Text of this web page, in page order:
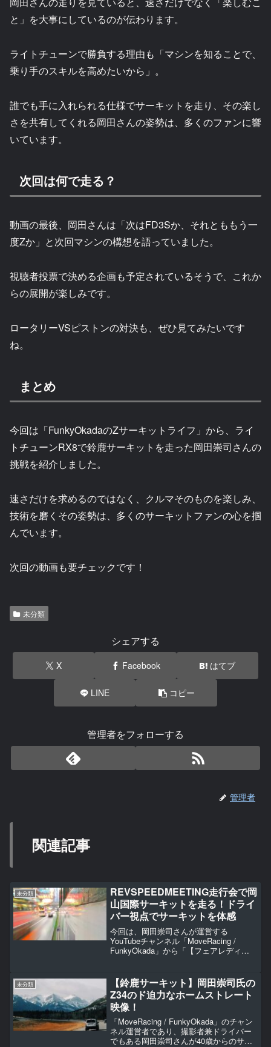
と」を大事にしているのが伝わります。
ライトチューンで勝負する理由も「マシンを知ることで、
乗り手のスキルを高めたいから」。
誰でも手に入れられる仕様でサーキットを走り、その楽し
さを共有してくれる岡田さんの姿勢は、多くのファンに響
いています。
次回は何で走る？
動画の最後、岡田さんは「次はFD3Sか、それとももう一
度Zか」と次回マシンの構想を語っていました。
視聴者投票で決める企画も予定されているそうで、これか
らの展開が楽しみです。
ロータリーVSピストンの対決も、ぜひ見てみたいです
ね。
まとめ
今回は「FunkyOkadaのZサーキットライフ」から、ライ
トチューンRX8で鈴鹿サーキットを走った岡田崇司さんの
挑戦を紹介しました。
速さだけを求めるのではなく、クルマそのものを楽しみ、
技術を磨くその姿勢は、多くのサーキットファンの心を掴
んでいます。
次回の動画も要チェックです！
未分類
シェアする
X Facebook はてブ
LINE コピー
管理者をフォローする
管理者
関連記事
未分類
REVSPEEDMEETING走行会で岡
山国際サーキットを走る！ドライ
バー視点でサーキットを体感
今回は、岡田崇司さんが運営する
YouTubeチャンネル「MoveRacing /
FunkyOkada」から「【フェアレディ
会」をご紹介してい...
未分類
【鈴鹿サーキット】岡田崇司氏の
Z34のド迫力なホームストレート
映像！
「MoveRacing / FunkyOkada」のチャン
ネル運営者であり、撮影者兼ドライバー
でもある岡田崇司さんが40歳からのサー